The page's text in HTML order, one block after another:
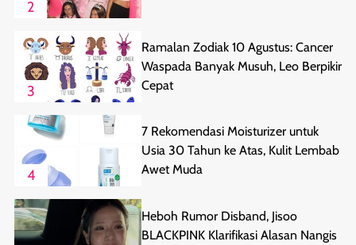
2
3
Ramalan Zodiak 10 Agustus: Cancer
Waspada Banyak Musuh, Leo Berpikir
Cepat
4
7 Rekomendasi Moisturizer untuk
Usia 30 Tahun ke Atas, Kulit Lembab
Awet Muda
Heboh Rumor Disband, Jisoo
BLACKPINK Klarifikasi Alasan Nangis